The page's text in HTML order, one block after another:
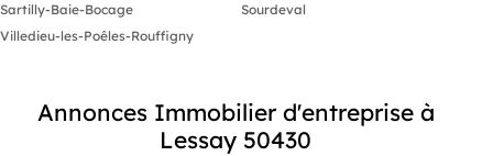
Sartilly-Baie-Bocage
Sourdeval
Villedieu-les-Poêles-Rouffigny
Annonces Immobilier d'entreprise à
Lessay 50430